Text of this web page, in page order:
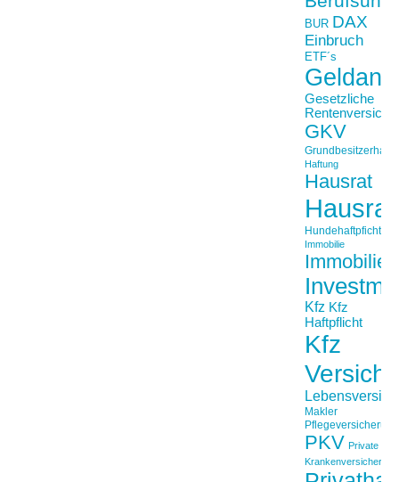
BUR DAX
Einbruch
ETF´s
Gesetzliche
GKV
Haftung
Hausrat
Hundehaftpficht
Immobilie
Kfz Kfz
Haftpflicht
Kfz
Makler
Pflegeversicherung
PKV Private
Krankenversicherung